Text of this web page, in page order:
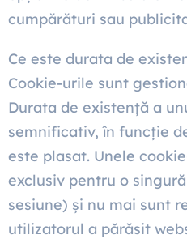
cumpărături sau
Ce este durata de
Cookie-urile sunt
Durata de existență a
semnificativ, în funcție
este plasat. Unele
exclusiv pentru o
sesiune) și nu mai sunt
utilizatorul a părăsit